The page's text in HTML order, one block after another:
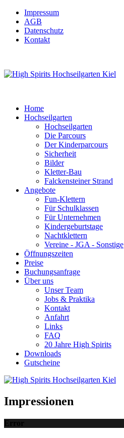
Impressum
AGB
Datenschutz
Kontakt
Home
Hochseilgarten
Hochseilgarten
Die Parcours
Der Kinderparcours
Sicherheit
Bilder
Kletter-Bau
Falckensteiner Strand
Angebote
Fun-Klettern
Für Schulklassen
Für Unternehmen
Kindergeburtstage
Nachtklettern
Vereine - JGA - Sonstige
Öffnungszeiten
Preise
Buchungsanfrage
Über uns
Unser Team
Jobs & Praktika
Kontakt
Anfahrt
Links
FAQ
20 Jahre High Spirits
Downloads
Gutscheine
Impressionen
Error